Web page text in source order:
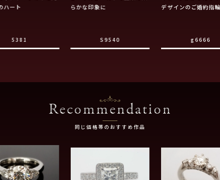
ハート
5381
らかな印象に
S9540
デザインのご婚約指輪
g6666
Recommendation
同じ価格帯のおすすめ作品